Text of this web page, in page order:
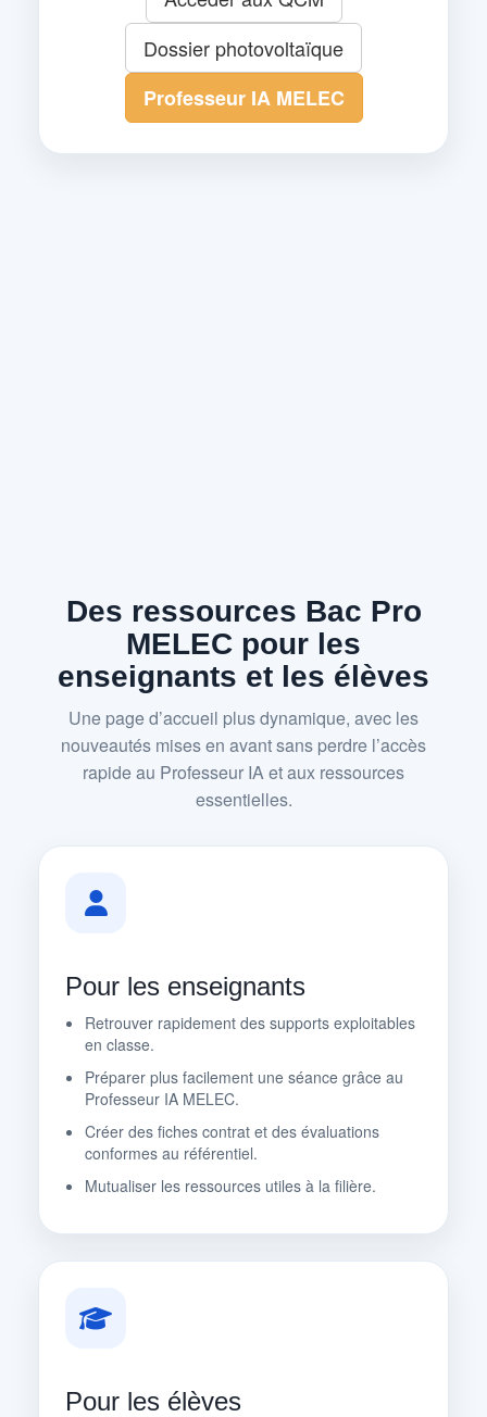
Dossier photovoltaïque
Professeur IA MELEC
Des ressources Bac Pro
MELEC pour les
enseignants et les élèves
Une page d’accueil plus dynamique, avec les
nouveautés mises en avant sans perdre l’accès
rapide au Professeur IA et aux ressources
essentielles.
Pour les enseignants
Retrouver rapidement des supports exploitables
en classe.
Préparer plus facilement une séance grâce au
Professeur IA MELEC.
Créer des fiches contrat et des évaluations
conformes au référentiel.
Mutualiser les ressources utiles à la filière.
Pour les élèves